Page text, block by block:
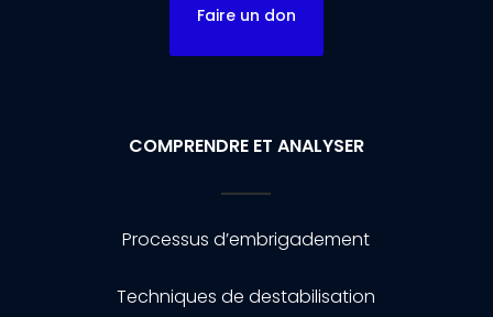
Faire un don
COMPRENDRE ET ANALYSER
Processus d’embrigadement
Techniques de destabilisation